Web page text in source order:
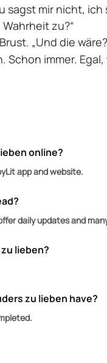
mir nicht,
zu?“
„Und die
immer.
und nur so
gibt es diese
und manche
mit der ich
online?
app and website.
daily updates and
lieben?
zu lieben have?